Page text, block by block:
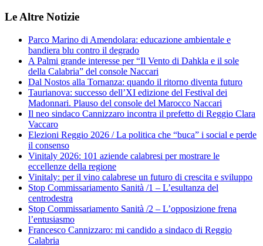
Le Altre Notizie
Parco Marino di Amendolara: educazione ambientale e
bandiera blu contro il degrado
A Palmi grande interesse per “Il Vento di Dahkla e il sole
della Calabria” del console Naccari
Dal Nostos alla Tornanza: quando il ritorno diventa futuro
Taurianova: successo dell’XI edizione del Festival dei
Madonnari. Plauso del console del Marocco Naccari
Il neo sindaco Cannizzaro incontra il prefetto di Reggio Clara
Vaccaro
Elezioni Reggio 2026 / La politica che “buca” i social e perde
il consenso
Vinitaly 2026: 101 aziende calabresi per mostrare le
eccellenze della regione
Vinitaly: per il vino calabrese un futuro di crescita e sviluppo
Stop Commissariamento Sanità /1 – L’esultanza del
centrodestra
Stop Commissariamento Sanità /2 – L’opposizione frena
l’entusiasmo
Francesco Cannizzaro: mi candido a sindaco di Reggio
Calabria